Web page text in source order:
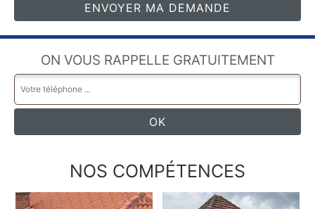
ON VOUS RAPPELLE GRATUITEMENT
NOS COMPÉTENCES